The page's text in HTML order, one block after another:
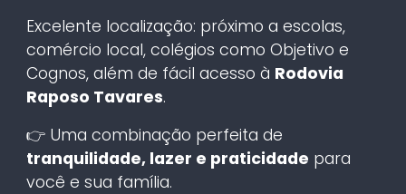
Excelente localização: próximo a escolas,
comércio local, colégios como Objetivo e
Cognos, além de fácil acesso à Rodovia
Raposo Tavares.
👉 Uma combinação perfeita de
tranquilidade, lazer e praticidade para
você e sua família.